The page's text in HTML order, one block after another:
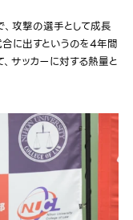
攻撃の選手として成長
に出すというのを4年間
サッカーに対する熱量と